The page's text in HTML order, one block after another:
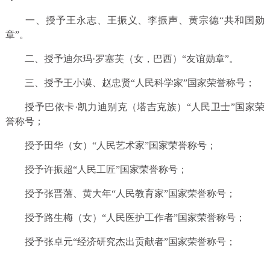
一、授予王永志、王振义、李振声、黄宗德“共和国勋
章”。
二、授予迪尔玛·罗塞芙（女，巴西）“友谊勋章”。
三、授予王小谟、赵忠贤“人民科学家”国家荣誉称号；
授予巴依卡·凯力迪别克（塔吉克族）“人民卫士”国家荣
誉称号；
授予田华（女）“人民艺术家”国家荣誉称号；
授予许振超“人民工匠”国家荣誉称号；
授予张晋藩、黄大年“人民教育家”国家荣誉称号；
授予路生梅（女）“人民医护工作者”国家荣誉称号；
授予张卓元“经济研究杰出贡献者”国家荣誉称号；